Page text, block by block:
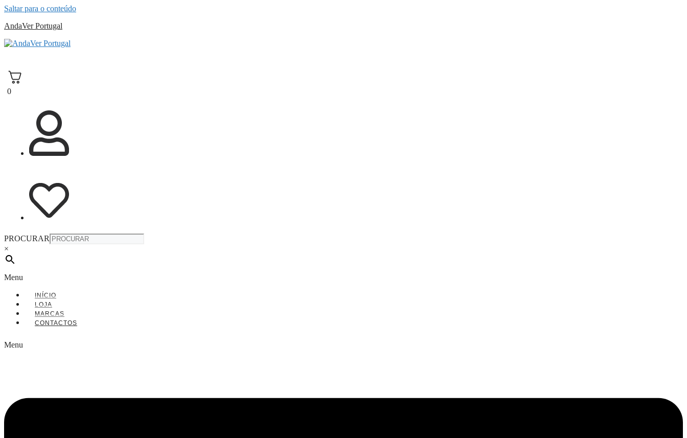
Saltar para o conteúdo
AndaVer Portugal
0
PROCURAR
×
Menu
INÍCIO
LOJA
MARCAS
CONTACTOS
Menu